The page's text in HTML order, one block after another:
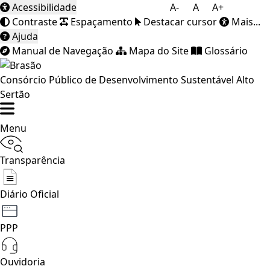
A- A A+
Acessibilidade
Contraste
Espaçamento Destacar cursor
Mais...
Ajuda
Manual de Navegação
Mapa do Site Glossário
Consórcio Público de Desenvolvimento Sustentável Alto
Sertão
Menu
Transparência
Diário Oficial
PPP
Ouvidoria